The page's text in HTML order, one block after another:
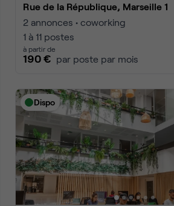
Rue de la République, Marseille 1
2 annonces • coworking
1 à 11 postes
à partir de
190 € par poste par mois
Dispo